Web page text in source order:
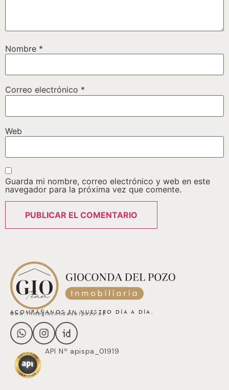
Nombre *
Correo electrónico *
Web
Guarda mi nombre, correo electrónico y web en este
navegador para la próxima vez que comente.
ACOMPÁÑANOS EN NUESTRO DÍA A DÍA.
www.inmogiocondadelpozo.es
API Nº apispa_01919